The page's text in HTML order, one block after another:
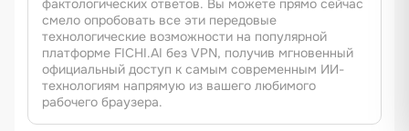
смело опробовать все эти передовые
технологические возможности на популярной
платформе FICHI.AI без VPN, получив мгновенный
официальный доступ к самым современным ИИ-
технологиям напрямую из вашего любимого
рабочего браузера.